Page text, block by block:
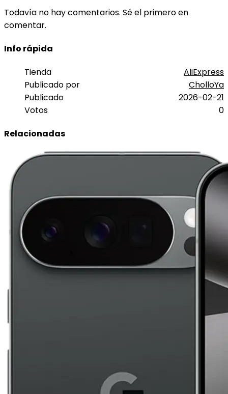
Todavía no hay comentarios. Sé el primero en
comentar.
Info rápida
Tienda
AliExpress
Publicado por
CholloYa
Publicado
2026-02-21
Votos
0
Relacionadas